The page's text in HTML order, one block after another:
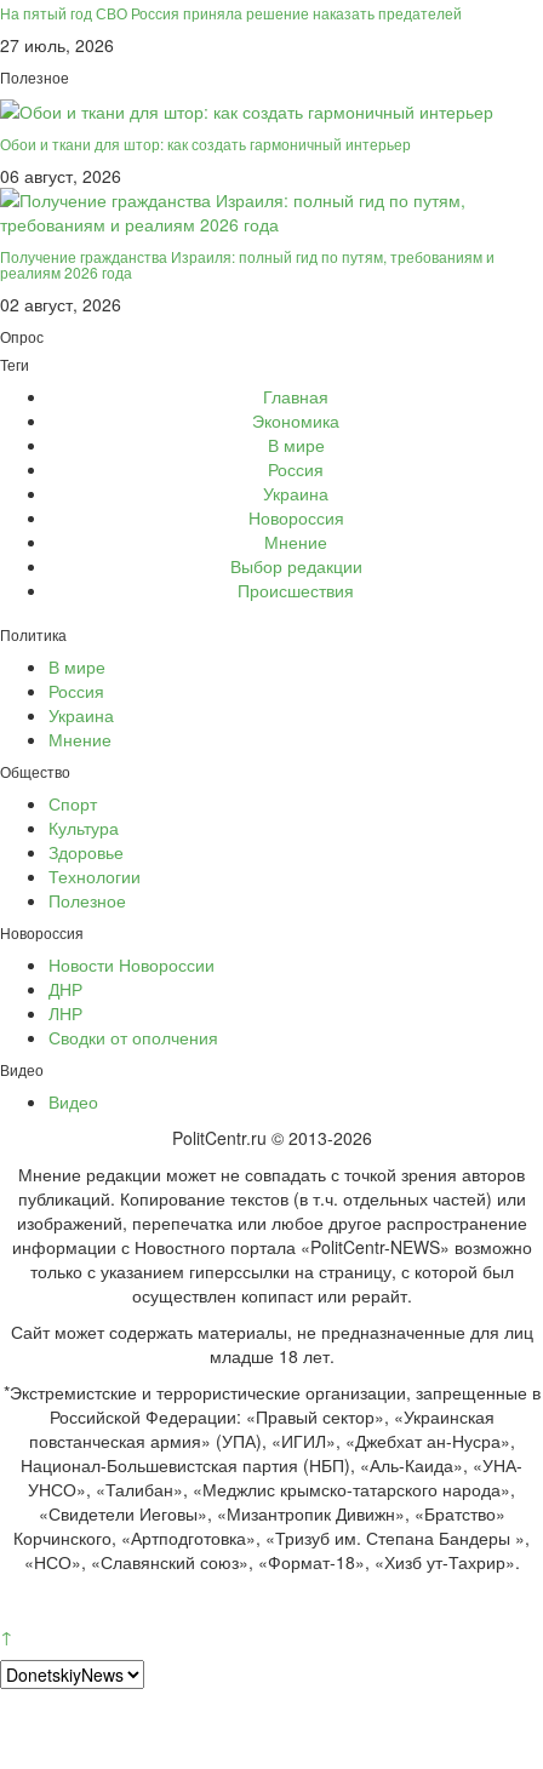
На пятый год СВО Россия приняла решение наказать предателей
27 июль, 2026
Полезное
Обои и ткани для штор: как создать гармоничный интерьер
06 август, 2026
Получение гражданства Израиля: полный гид по путям, требованиям и
реалиям 2026 года
02 август, 2026
Опрос
Теги
Главная
Экономика
В мире
Россия
Украина
Новороссия
Мнение
Выбор редакции
Происшествия
Политика
В мире
Россия
Украина
Мнение
Общество
Спорт
Культура
Здоровье
Технологии
Полезное
Новороссия
Новости Новороссии
ДНР
ЛНР
Сводки от ополчения
Видео
Видео
PolitCentr.ru © 2013-2026
Мнение редакции может не совпадать с точкой зрения авторов
публикаций. Копирование текстов (в т.ч. отдельных частей) или
изображений, перепечатка или любое другое распространение
информации с Новостного портала «PolitCentr-NEWS» возможно
только с указанием гиперссылки на страницу, с которой был
осуществлен копипаст или рерайт.
Сайт может содержать материалы, не предназначенные для лиц
младше 18 лет.
*Экстремистские и террористические организации, запрещенные в
Российской Федерации: «Правый сектор», «Украинская
повстанческая армия» (УПА), «ИГИЛ», «Джебхат ан-Нусра»,
Национал-Большевистская партия (НБП), «Аль-Каида», «УНА-
УНСО», «Талибан», «Меджлис крымско-татарского народа»,
«Свидетели Иеговы», «Мизантропик Дивижн», «Братство»
Корчинского, «Артподготовка», «Тризуб им. Степана Бандеры »,
«НСО», «Славянский союз», «Формат-18», «Хизб ут-Тахрир».
↑